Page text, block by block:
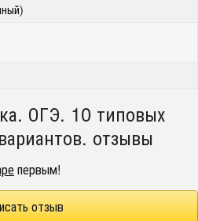
ОГЭ. 10 типовых
отзывы
первым!
отзыв